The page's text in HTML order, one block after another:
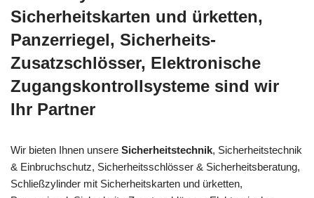
Sicherheitskarten und ürketten,
Panzerriegel, Sicherheits-
Zusatzschlösser, Elektronische
Zugangskontrollsysteme sind wir
Ihr Partner
Wir bieten Ihnen unsere Sicherheitstechnik, Sicherheitstechnik
& Einbruchschutz, Sicherheitsschlösser & Sicherheitsberatung,
Schließzylinder mit Sicherheitskarten und ürketten,